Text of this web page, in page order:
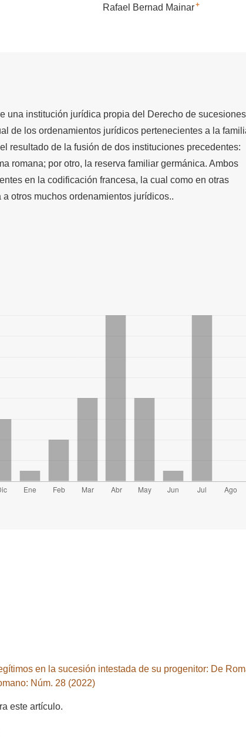
Rafael Bernad Mainar+
una institución jurídica propia del Derecho de sucesiones
de los ordenamientos jurídicos pertenecientes a la
resultado de la fusión de dos instituciones precedentes:
romana; por otro, la reserva familiar germánica. Ambos
en la codificación francesa, la cual como en otras
otros muchos ordenamientos jurídicos..
en la sucesión intestada de su progenitor: De
Núm. 28 (2022)
este artículo.